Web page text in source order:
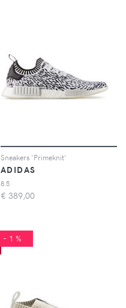
Sneakers 'Primeknit'
ADIDAS
8.5
€ 389,00
-1%